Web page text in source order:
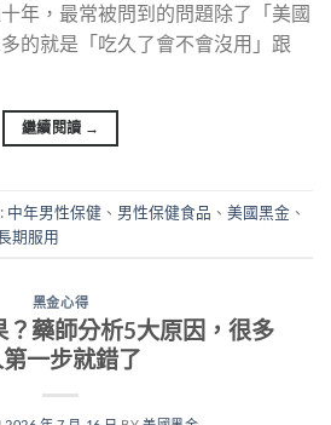
年，最常被問到的問題除了「美國
的就是「吃久了會不會沒用」跟
繼續閱讀 →
中年男性保健 、 男性保健食品 、 美國黑金 、
期服用
黑金心得
？藥師分析5大原因，很多
一步就錯了